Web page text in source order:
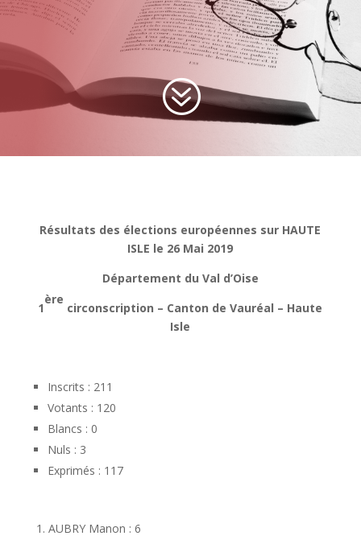
?
Résultats des élections européennes sur HAUTE
ISLE le 26 Mai 2019
Département du Val d’Oise
1
ère
circonscription – Canton de Vauréal – Haute
Isle
Inscrits : 211
Votants : 120
Blancs : 0
Nuls : 3
Exprimés : 117
AUBRY Manon : 6